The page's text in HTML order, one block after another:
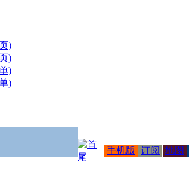
)
)
)
)
手机版 订阅 地图